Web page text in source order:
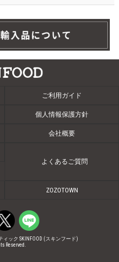
ご利用ガイド
個人情報保護方針
会社概要
よくあるご質問
ZOZOTOWN
ィック SKINFOOD (スキンフード)
Reserved.